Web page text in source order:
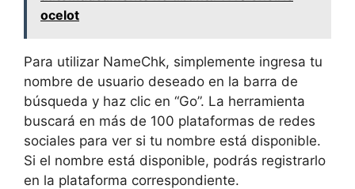
ocelot
Para utilizar NameChk, simplemente ingresa tu
nombre de usuario deseado en la barra de
búsqueda y haz clic en “Go”. La herramienta
buscará en más de 100 plataformas de redes
sociales para ver si tu nombre está disponible.
Si el nombre está disponible, podrás registrarlo
en la plataforma correspondiente.